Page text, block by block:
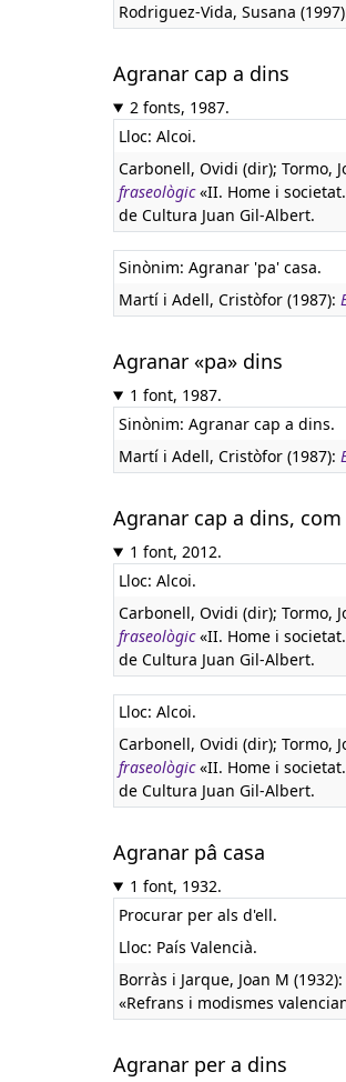
Rodriguez-Vida, Susana
Agranar cap a dins
2 fonts, 1987.
Lloc: Alcoi.
Carbonell, Ovidi (dir); Tormo,
fraseològic«II. Home i
de Cultura Juan Gil-Albert.
Sinònim: Agranar 'pa' casa.
Martí i Adell, Cristòfor (1987):
Agranar «pa» dins
1 font, 1987.
Sinònim: Agranar cap a dins.
Martí i Adell, Cristòfor (1987):
Agranar cap a dins,
1 font, 2012.
Lloc: Alcoi.
Carbonell, Ovidi (dir); Tormo,
fraseològic«II. Home i
de Cultura Juan Gil-Albert.
Lloc: Alcoi.
Carbonell, Ovidi (dir); Tormo,
fraseològic«II. Home i
de Cultura Juan Gil-Albert.
Agranar pâ casa
1 font, 1932.
Procurar per als d'ell.
Lloc: País Valencià.
Borràs i Jarque, Joan M (1932):
«Refrans i modismes
Agranar per a dins